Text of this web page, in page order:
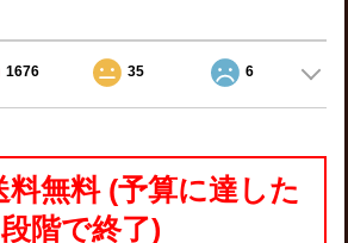
1676 35 6
料無料 (予算に達した
段階で終了)